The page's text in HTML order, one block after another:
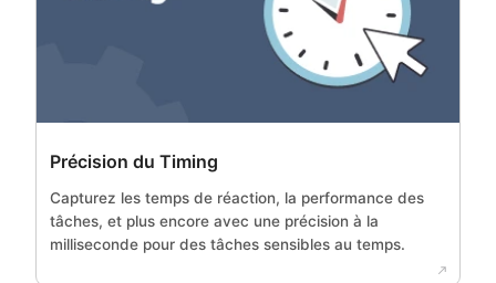
Précision du Timing
Capturez les temps de réaction, la performance des
tâches, et plus encore avec une précision à la
milliseconde pour des tâches sensibles au temps.